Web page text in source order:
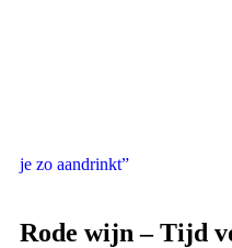
je zo aandrinkt”
Rode wijn – Tijd